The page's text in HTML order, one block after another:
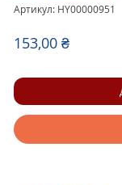
Артикул: HY00000951
153,00 ₴Ціна